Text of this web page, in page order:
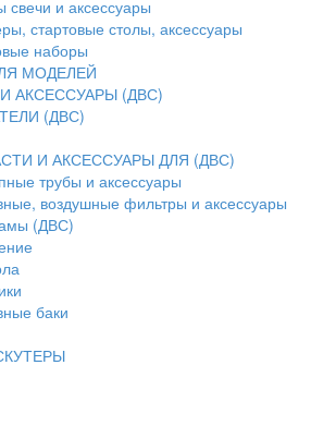
свечи и аксессуары
стартовые столы, аксессуары
наборы
МОДЕЛЕЙ
АКСЕССУАРЫ (ДВС)
(ДВС)
И АКСЕССУАРЫ ДЛЯ (ДВС)
трубы и аксессуары
воздушные фильтры и аксессуары
(ДВС)
баки